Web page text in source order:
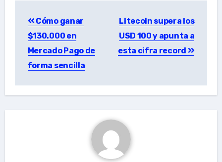
navigation
Cómo ganar
$130.000 en
Mercado Pago de
forma sencilla
Litecoin supera los
USD 100 y apunta a
esta cifra record